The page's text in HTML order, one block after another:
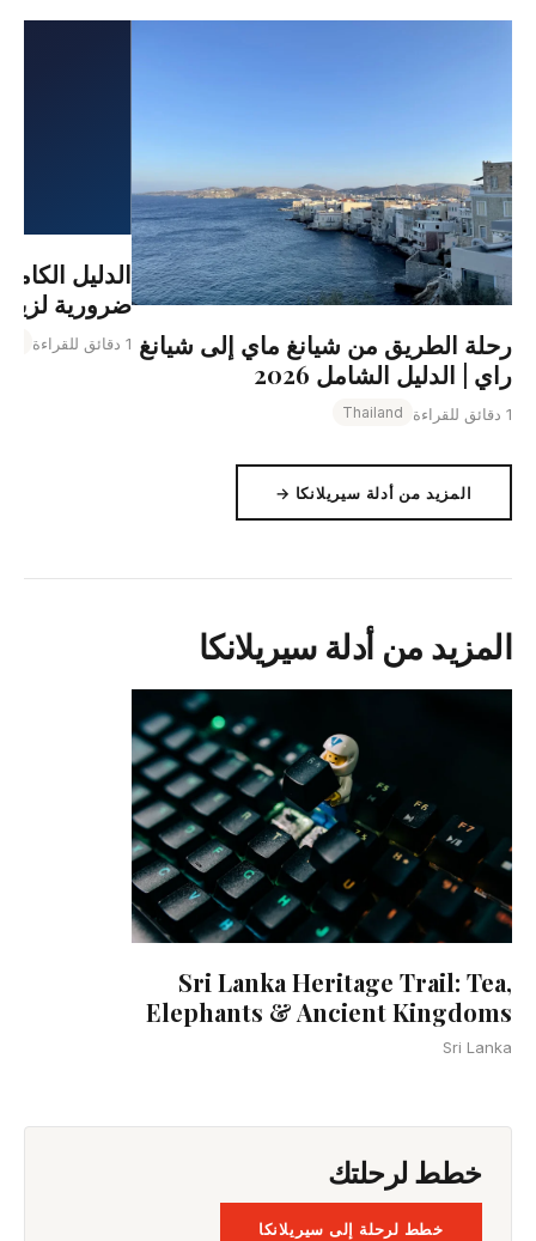
رحلة الطريق من شيانغ ماي إلى شيانغ
راي | الدليل الشامل 2026
1 دقائق للقراءة Thailand
الدليل
ضرورية
1 دقائق للقراءة
المزيد من أدلة سيريلانكا →
المزيد من أدلة سيريلانكا
Sri Lanka Heritage Trail: Tea,
Elephants & Ancient Kingdoms
Sri Lanka
خطط لرحلتك
خطط لرحلة إلى سيريلانكا